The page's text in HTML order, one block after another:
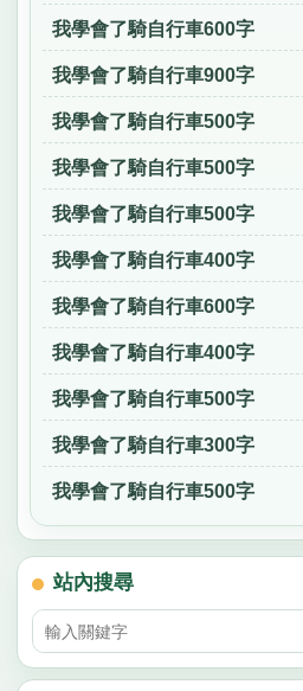
我學會了騎自行車600字
我學會了騎自行車900字
我學會了騎自行車500字
我學會了騎自行車500字
我學會了騎自行車500字
我學會了騎自行車400字
我學會了騎自行車600字
我學會了騎自行車400字
我學會了騎自行車500字
我學會了騎自行車300字
我學會了騎自行車500字
站內搜尋